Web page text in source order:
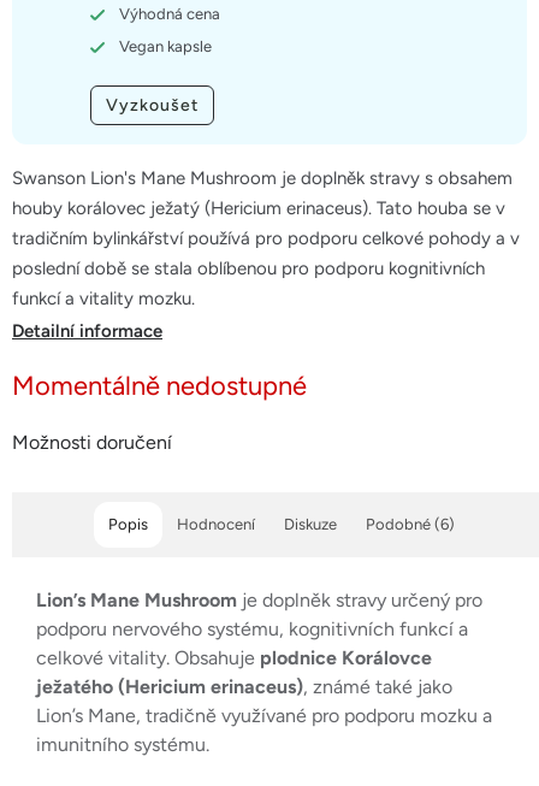
Momentálně nedostupné
Možnosti doručení
Swanson Lion's Mane Mushroom je doplněk stravy s obsahem
houby korálovec ježatý (Hericium erinaceus). Tato houba se v
tradičním bylinkářství používá pro podporu celkové pohody a v
poslední době se stala oblíbenou pro podporu kognitivních
funkcí a vitality mozku.
Výhodná cena
Vegan kapsle
Vyzkoušet
Detailní informace
Popis Podobné (6)
Hodnocení Diskuze
Lion’s Mane Mushroom je doplněk stravy určený pro
podporu nervového systému, kognitivních funkcí a
celkové vitality. Obsahuje plodnice Korálovce
ježatého (Hericium erinaceus), známé také jako
Lion’s Mane, tradičně využívané pro podporu mozku a
imunitního systému.